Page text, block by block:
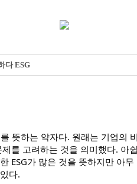
다 ESG
뜻하는 약자다. 원래는 기업의
를 고려하는 것을 의미했다. 아
ESG가 많은 것을 뜻하지만 아
다.